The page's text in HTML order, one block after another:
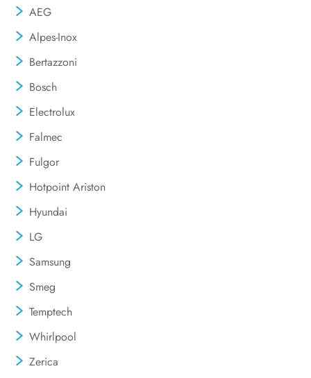
AEG
Alpes-Inox
Bertazzoni
Bosch
Electrolux
Falmec
Fulgor
Hotpoint Ariston
Hyundai
LG
Samsung
Smeg
Temptech
Whirlpool
Zerica